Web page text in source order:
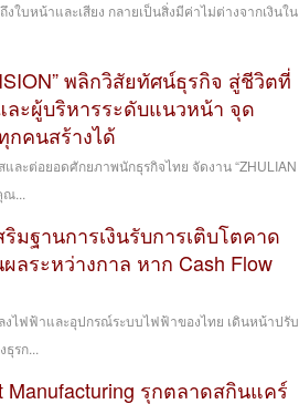
บหน้าและเสียง กลายเป็นสิ่งมีค่าไม่ต่างจากเงินใน
พลิกวิสัยทัศน์ธุรกิจ สู่ชีวิตที่
ะผู้บริหารระดับแนวหน้า จุด
กคนสร้างได้
ละต่อยอดศักยภาพนักธุรกิจไทย จัดงาน “ZHULIAN
ณ...
มฐานการเงินรับการเติบโตคาด
ลระหว่างกาล หาก Cash Flow
ไฟฟ้าและอุปกรณ์ระบบไฟฟ้าของไทย เดินหน้าปรับ
ธุรก...
Manufacturing รุกตลาดสกินแคร์